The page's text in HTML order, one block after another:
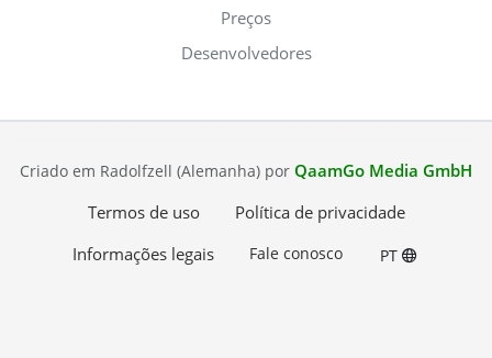
Preços
Desenvolvedores
Criado em Radolfzell (Alemanha) por QaamGo Media GmbH
Termos de uso
Política de privacidade
Informações legais
Fale conosco PT